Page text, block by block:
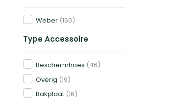
Weber (160)
Type Accessoire
Beschermhoes (46)
Overig (19)
Bakplaat (16)